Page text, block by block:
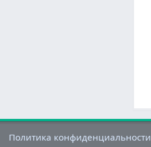
Политика конфиденциальности